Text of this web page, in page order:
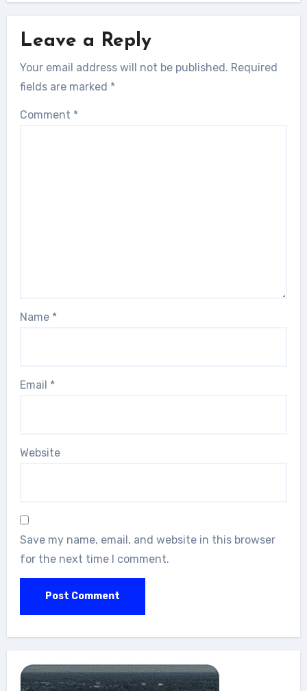
Leave a Reply
Your email address will not be published. Required
fields are marked *
Comment *
Name *
Email *
Website
Save my name, email, and website in this browser
for the next time I comment.